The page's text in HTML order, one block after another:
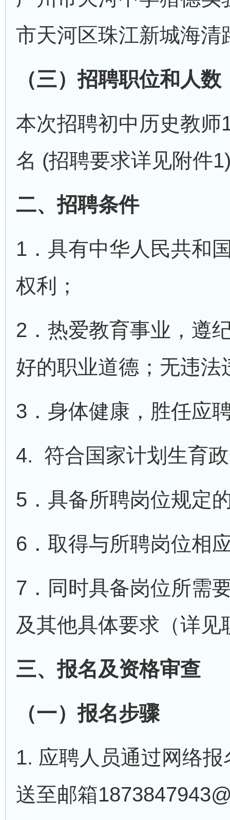
市天河区珠江新城海清
（三）招聘职位和人数
本次招聘初中历史教师
名 (招聘要求详见附件
二、招聘条件
1．具有中华人民共和
权利；
2．热爱教育事业，遵
好的职业道德；无违法
3．身体健康，胜任应
4. 符合国家计划生育
5．具备所聘岗位规定
6．取得与所聘岗位相
7．同时具备岗位所需
及其他具体要求（详见
三、报名及资格审查
（一）报名步骤
1. 应聘人员通过网络
送至邮箱